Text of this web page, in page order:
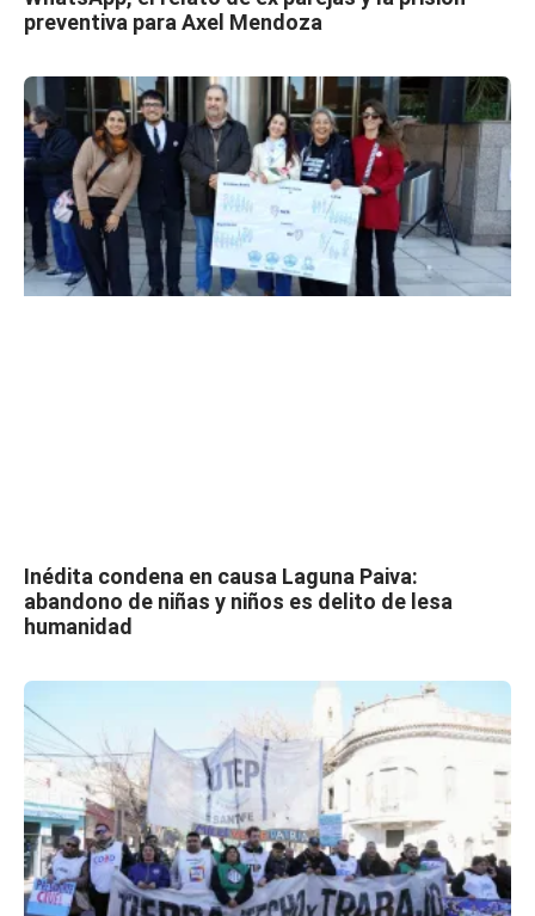
preventiva para Axel Mendoza
Inédita condena en causa Laguna Paiva:
abandono de niñas y niños es delito de lesa
humanidad